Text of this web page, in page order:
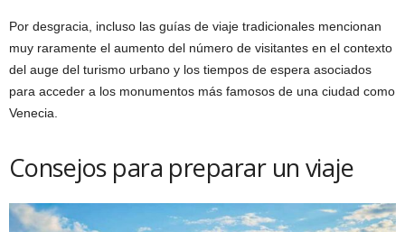
Por desgracia, incluso las guías de viaje tradicionales mencionan
muy raramente el aumento del número de visitantes en el contexto
del auge del turismo urbano y los tiempos de espera asociados
para acceder a los monumentos más famosos de una ciudad como
Venecia.
Consejos para preparar un viaje